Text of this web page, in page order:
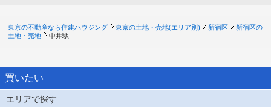
東京の不動産なら住建ハウジング 東京の土地・売地(エリア別) 新宿区
新宿区の
土地・売地
中井駅
買いたい
エリアで探す